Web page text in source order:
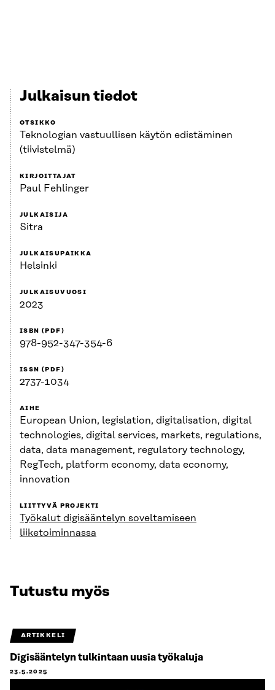
Julkaisun tiedot
OTSIKKO
Teknologian vastuullisen käytön edistäminen
(tiivistelmä)
KIRJOITTAJAT
Paul Fehlinger
JULKAISIJA
Sitra
JULKAISUPAIKKA
Helsinki
JULKAISUVUOSI
2023
ISBN (PDF)
978-952-347-354-6
ISSN (PDF)
2737-1034
AIHE
European Union, legislation, digitalisation, digital
technologies, digital services, markets, regulations,
data, data management, regulatory technology,
RegTech, platform economy, data economy,
innovation
LIITTYVÄ PROJEKTI
Työkalut digisääntelyn soveltamiseen
liiketoiminnassa
Tutustu myös
ARTIKKELI
Digisääntelyn tulkintaan uusia työkaluja
23.5.2025